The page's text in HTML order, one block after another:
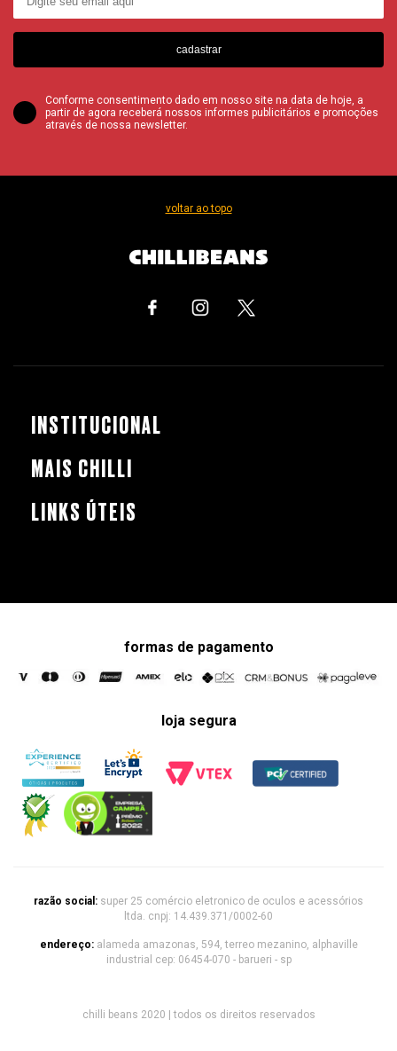
cadastrar
Conforme consentimento dado em nosso site na data de hoje, a
partir de agora receberá nossos informes publicitários e promoções
através de nossa newsletter.
voltar ao topo
INSTITUCIONAL
MAIS CHILLI
LINKS ÚTEIS
formas de pagamento
loja segura
razão social: super 25 comércio eletronico de oculos e acessórios
ltda. cnpj: 14.439.371/0002-60
endereço: alameda amazonas, 594, terreo mezanino, alphaville
industrial cep: 06454-070 - barueri - sp
chilli beans 2020 | todos os direitos reservados